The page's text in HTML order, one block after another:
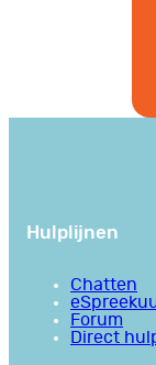
Hulplijnen
Chatten
Forum
Direct